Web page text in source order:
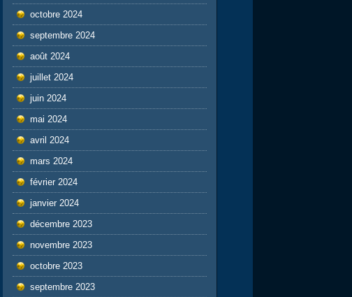
octobre 2024
septembre 2024
août 2024
juillet 2024
juin 2024
mai 2024
avril 2024
mars 2024
février 2024
janvier 2024
décembre 2023
novembre 2023
octobre 2023
septembre 2023